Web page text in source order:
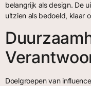
belangrijk als design. De
uitzien als bedoeld, klaar
Doelgroepen van